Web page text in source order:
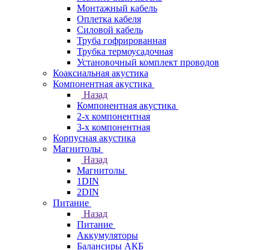
Монтажный кабель
Оплетка кабеля
Силовой кабель
Труба гофрированная
Трубка термоусадочная
Установочный комплект проводов
Коаксиальная акустика
Компонентная акустика
Назад
Компонентная акустика
2-х компонентная
3-х компонентная
Корпусная акустика
Магнитолы
Назад
Магнитолы
1DIN
2DIN
Питание
Назад
Питание
Аккумуляторы
Балансиры АКБ